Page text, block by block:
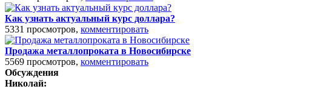
Как узнать актуальный курс доллара?
5331 просмотров, комментировать
Продажа металлопроката в Новосибирске
5569 просмотров, комментировать
Обсуждения
Николай: